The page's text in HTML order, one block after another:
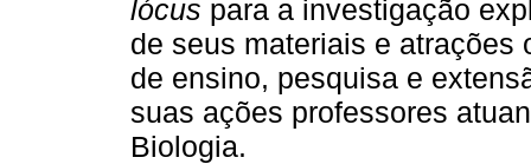
lócus para a investigação
de seus materiais e atrações
de ensino, pesquisa e
suas ações professores
Biologia.